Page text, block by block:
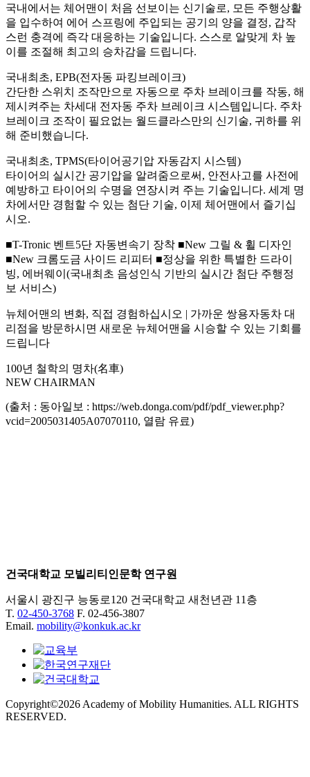
국내에서는 체어맨이 처음 선보이는 신기술로, 모든 주행상활
을 입수하여 에어 스프링에 주입되는 공기의 양을 결정, 갑작
스런 충격에 즉각 대응하는 기술입니다. 스스로 알맞게 차 높
이를 조절해 최고의 승차감을 드립니다.
국내최초, EPB(전자동 파킹브레이크)
간단한 스위치 조작만으로 자동으로 주차 브레이크를 작동, 해
제시켜주는 차세대 전자동 주차 브레이크 시스템입니다. 주차
브레이크 조작이 필요없는 월드클라스만의 신기술, 귀하를 위
해 준비했습니다.
국내최초, TPMS(타이어공기압 자동감지 시스템)
타이어의 실시간 공기압을 알려줌으로써, 안전사고를 사전에
예방하고 타이어의 수명을 연장시켜 주는 기술입니다. 세계 명
차에서만 경험할 수 있는 첨단 기술, 이제 체어맨에서 즐기십
시오.
■T-Tronic 벤트5단 자동변속기 장착 ■New 그릴 & 휠 디자인
■New 크롬도금 사이드 리피터 ■정상을 위한 특별한 드라이
빙, 에버웨이(국내최초 음성인식 기반의 실시간 첨단 주행정
보 서비스)
뉴체어맨의 변화, 직접 경험하십시오 | 가까운 쌍용자동차 대
리점을 방문하시면 새로운 뉴체어맨을 시승할 수 있는 기회를
드립니다
100년 철학의 명차(名車)
NEW CHAIRMAN
(출처 : 동아일보 : https://web.donga.com/pdf/pdf_viewer.php?
vcid=2005031405A07070110, 열람 유료)
건국대학교 모빌리티인문학 연구원
서울시 광진구 능동로120 건국대학교 새천년관 11층
T. 02-450-3768 F. 02-456-3807
Email. mobility@konkuk.ac.kr
Copyright©2026 Academy of Mobility Humanities. ALL RIGHTS
RESERVED.